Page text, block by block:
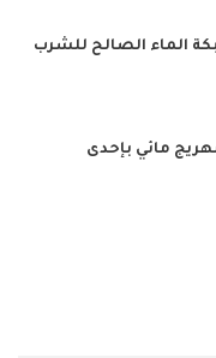
الماء الصالح للشرب
مائي بإحدى